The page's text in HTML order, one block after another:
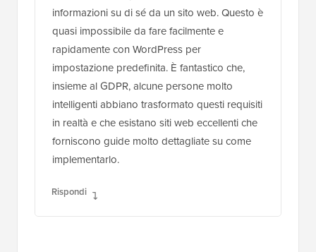
informazioni su di sé da un sito web. Questo è
quasi impossibile da fare facilmente e
rapidamente con WordPress per
impostazione predefinita. È fantastico che,
insieme al GDPR, alcune persone molto
intelligenti abbiano trasformato questi requisiti
in realtà e che esistano siti web eccellenti che
forniscono guide molto dettagliate su come
implementarlo.
Rispondi